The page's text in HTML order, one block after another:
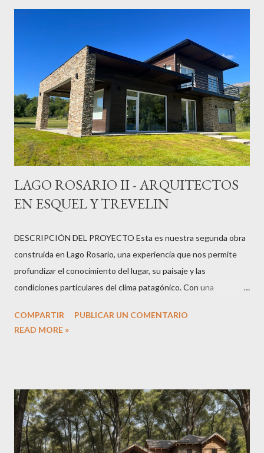
LAGO ROSARIO II - ARQUITECTOS
EN ESQUEL Y TREVELIN
DESCRIPCIÓN DEL PROYECTO Esta es nuestra segunda obra
construida en Lago Rosario, una experiencia que nos permite
profundizar el conocimiento del lugar, su paisaje y las
condiciones particulares del clima patagónico. Con una
la relación entre los espacios interiores y las vistas hacia el lago,
Steel frame Año: 2022 Proyecto y dirección: Arq. DaDalt
COMPARTIR
PUBLICAR UN COMENTARIO
READ MORE »